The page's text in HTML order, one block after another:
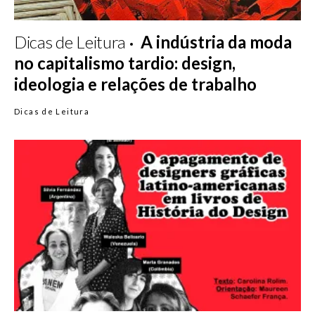
Dicas de Leitura
A indústria da moda
no capitalismo tardio: design,
ideologia e relações de trabalho
Dicas de Leitura